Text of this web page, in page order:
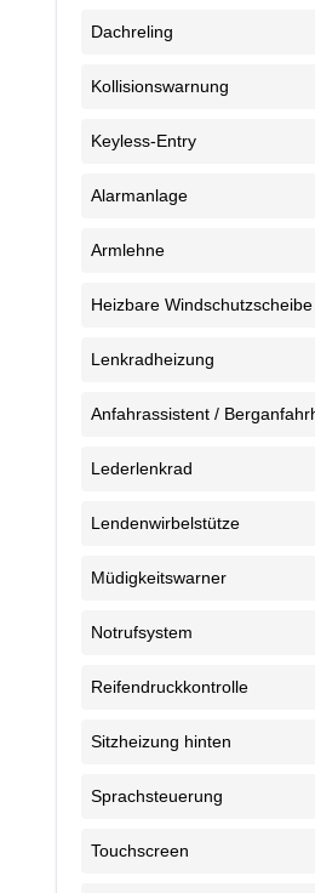
Dachreling
Kollisionswarnung
Keyless-Entry
Alarmanlage
Armlehne
Heizbare Windschutzscheibe
Lenkradheizung
Anfahrassistent /
Lederlenkrad
Lendenwirbelstütze
Müdigkeitswarner
Notrufsystem
Reifendruckkontrolle
Sitzheizung hinten
Sprachsteuerung
Touchscreen